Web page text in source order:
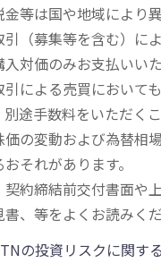
金等は国や地域により
（募集等を含む）に
入対価のみお支払いい
引による売買において
別途手数料をいただく
価の変動および為替相
それがあります。
契約締結前交付書面や
、等をよくお読みくだ
の投資リスクに関す